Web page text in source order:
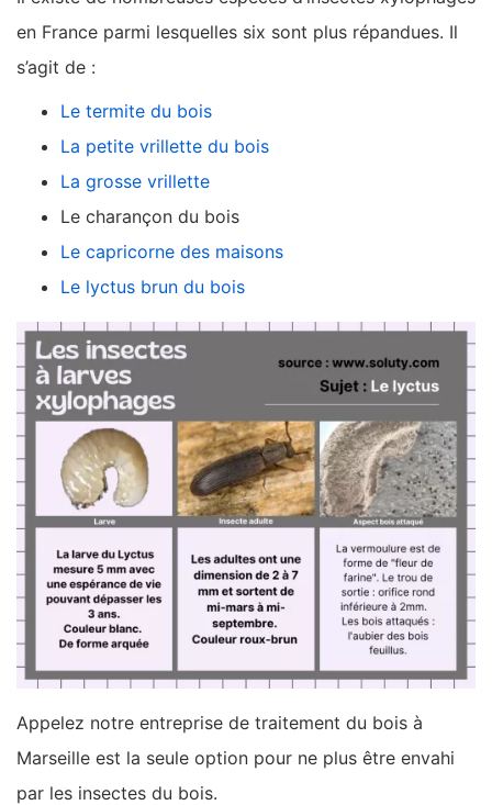
en France parmi lesquelles six sont plus répandues. Il
s’agit de :
Le termite du bois
La petite vrillette du bois
La grosse vrillette
Le charançon du bois
Le capricorne des maisons
Le lyctus brun du bois
Appelez notre entreprise de traitement du bois à
Marseille est la seule option pour ne plus être envahi
par les insectes du bois.